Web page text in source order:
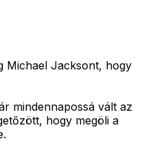
Michael Jacksont, hogy
mindennapossá vált az
hogy megöli a